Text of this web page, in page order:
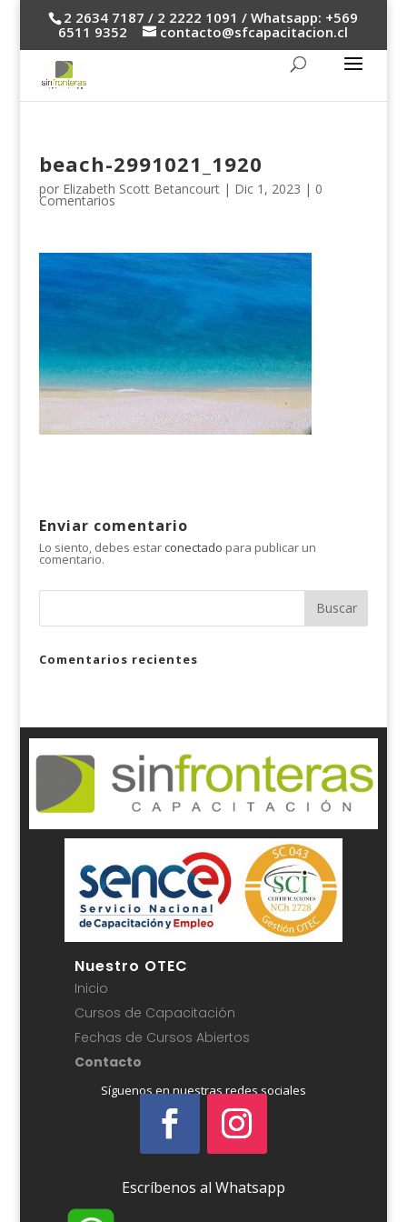
2 2634 7187 / 2 2222 1091 / Whatsapp: +569
6511 9352
contacto@sfcapacitacion.cl
beach-2991021_1920
por Elizabeth Scott Betancourt| Dic 1, 2023 | 0
Comentarios
Enviar comentario
Lo siento, debes estar conectado para publicar un
comentario.
Comentarios recientes
Nuestro OTEC
Inicio
Cursos de Capacitación
Fechas de Cursos Abiertos
Contacto
Síguenos en nuestras redes sociales
Escríbenos al Whatsapp